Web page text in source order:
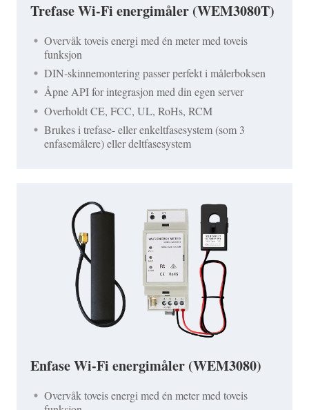
Trefase Wi-Fi energimåler (WEM3080T)
Overvåk toveis energi med én meter med toveis
funksjon
DIN-skinnemontering passer perfekt i målerboksen
Åpne API for integrasjon med din egen server
Overholdt CE, FCC, UL, RoHs, RCM
Brukes i trefase- eller enkeltfasesystem (som 3
enfasemålere) eller deltfasesystem
Enfase Wi-Fi energimåler (WEM3080)
Overvåk toveis energi med én meter med toveis